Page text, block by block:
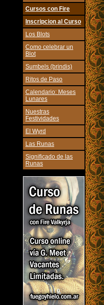
Cursos con Fire
Inscripcion al Curso
Los Blots
Como celebrar un
Blot
Sumbels (brindis)
Ritos de Paso
Calendario: Meses
Lunares
Nuestras
Festividades
El Wyrd
Las Runas
Significado de las
Runas